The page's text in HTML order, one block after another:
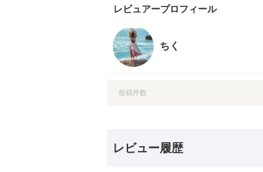
レビュアープロフィール
ちく
投稿件数
レビュー履歴